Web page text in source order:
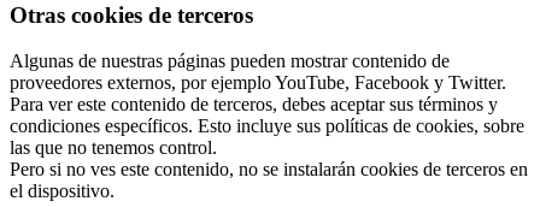
Otras cookies de terceros
Algunas de nuestras páginas pueden mostrar contenido de
proveedores externos, por ejemplo YouTube, Facebook y Twitter.
Para ver este contenido de terceros, debes aceptar sus términos y
condiciones específicos. Esto incluye sus políticas de cookies, sobre
las que no tenemos control.
Pero si no ves este contenido, no se instalarán cookies de terceros en
el dispositivo.